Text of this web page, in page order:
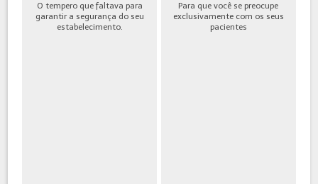
O tempero que faltava para
garantir a segurança do seu
estabelecimento.
Para que você se preocupe
exclusivamente com os seus
pacientes